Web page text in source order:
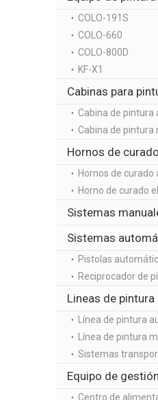
COLO-191S
COLO-660
COLO-800D
KF-X1
Cabinas para
Cabina de pintura
Cabina de pintura
Hornos de
Hornos de curado
Horno de curado
Sistemas
Sistemas
Reciprocador de
Lineas de pintura
Línea de pintura
Línea de pintura
Sistemas
Equipo de
Centro de